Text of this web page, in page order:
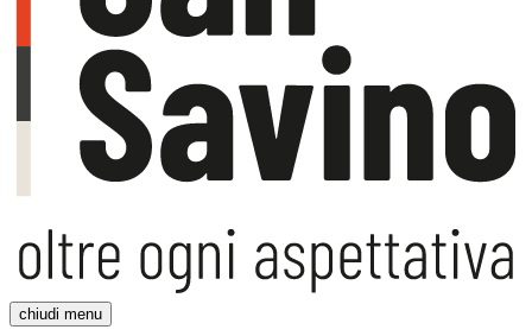
chiudi menu